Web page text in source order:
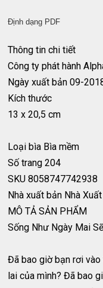
Định dạng
Thông tin chi tiết
Công ty phát hành
Ngày xuất bản 09-
Kích thước
13 x 20,5 cm
Loại bìa Bìa mềm
Số trang 204
SKU 8058747742938
Nhà xuất bản Nhà
MÔ TẢ SẢN PHẨM
Sống Như Ngày Mai
Đã bao giờ bạn rơi
lai của mình? Đã bao